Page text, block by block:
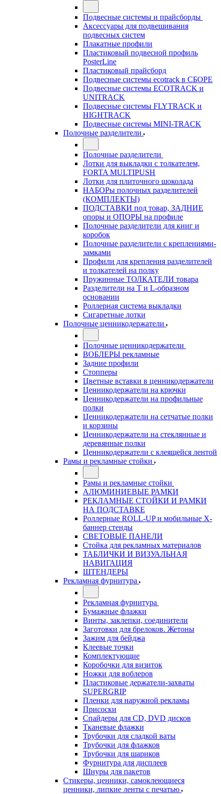
Подвесные системы и прайсборды
Аксессуары для подвешивания
подвесных систем
Плакатные профили
Пластиковый подвесной профиль
PosterLine
Пластиковый прайсборд
Подвесные системы ecotrack в СБОРЕ
Подвесные системы ECOTRACK и
UNITRACK
Подвесные системы FLYTRACK и
HIGHTRACK
Подвесные системы MINI-TRACK
Полочные разделители
Полочные разделители
Лотки для выкладки с толкателем,
FORTA MULTIPUSH
Лотки для плиточного шоколада
НАБОРы полочных разделителей
(КОМПЛЕКТЫ)
ПОДСТАВКИ под товар, ЗАДНИЕ
опоры и ОПОРЫ на профиле
Полочные разделители для книг и
коробок
Полочные разделители с креплениями-
замками
Профили для крепления разделителей
и толкателей на полку
Пружинные ТОЛКАТЕЛИ товара
Разделители на Т и L-образном
основании
Роллерная система выкладки
Сигаретные лотки
Полочные ценникодержатели
Полочные ценникодержатели
ВОБЛЕРЫ рекламные
Задние профили
Стопперы
Цветные вставки в ценникодержатели
Ценникодержатели на крючки
Ценникодержатели на профильные
полки
Ценникодержатели на сетчатые полки
и корзины
Ценникодержатели на стеклянные и
деревянные полки
Ценникодержатели с клеящейся лентой
Рамы и рекламные стойки
Рамы и рекламные стойки
АЛЮМИНИЕВЫЕ РАМКИ
РЕКЛАМНЫЕ СТОЙКИ И РАМКИ
НА ПОДСТАВКЕ
Роллерные ROLL-UP и мобильные X-
баннер стенды
СВЕТОВЫЕ ПАНЕЛИ
Стойка для рекламных материалов
ТАБЛИЧКИ И ВИЗУАЛЬНАЯ
НАВИГАЦИЯ
ШТЕНДЕРЫ
Рекламная фурнитура
Рекламная фурнитура
Бумажные флажки
Винты, заклепки, соединители
Заготовки для брелоков. Жетоны
Зажим для бейджа
Клеевые точки
Комплектующие
Коробочки для визиток
Ножки для воблеров
Пластиковые держатели-захваты
SUPERGRIP
Пленки для наружной рекламы
Присоски
Спайдеры для CD, DVD дисков
Тканевые флажки
Трубочки для сладкой ваты
Трубочки для флажков
Трубочки для шариков
Фурнитура для дисплеев
Шнуры для пакетов
Стикеры, ценники, самоклеющиеся
ценники, липкие ленты с печатью